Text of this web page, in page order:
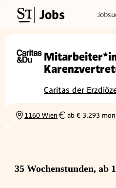
Jobs
Caritas der
Ortschaft
1160 Wien
Gehalt
ab € 3.293
35 Wochenstunden, ab